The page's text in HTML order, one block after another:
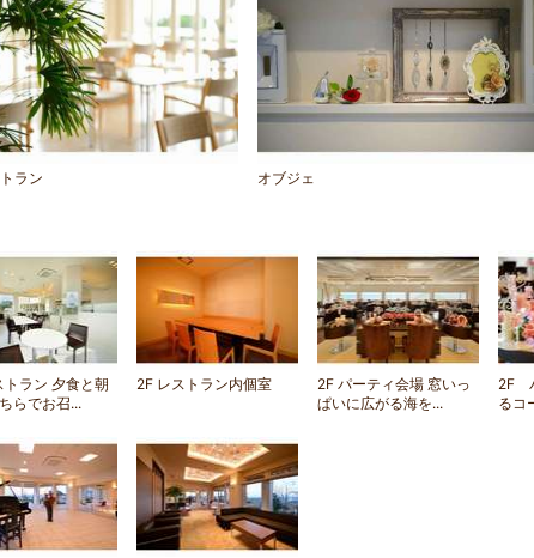
ラン オブジェ
トラン 夕食と朝
らでお召...
2F レストラン内個室
2F パーティ会場 窓いっ
ぱいに広がる海を...
2F
るコ